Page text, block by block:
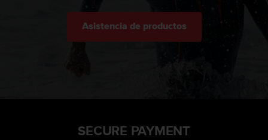
Asistencia de productos
SECURE PAYMENT